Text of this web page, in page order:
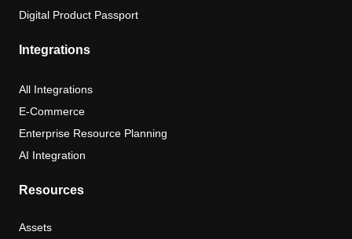
Digital Product Passport
Integrations
All Integrations
E-Commerce
Enterprise Resource Planning
AI Integration
Resources
Assets